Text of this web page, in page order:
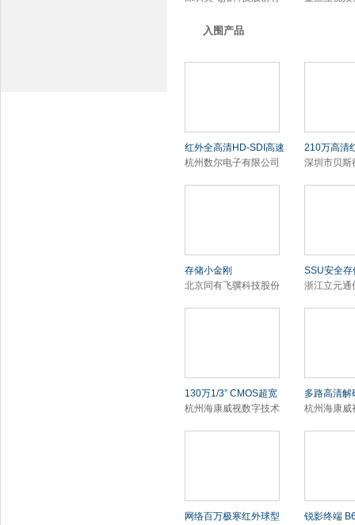
入围产品
红外全高清HD-SDI高速
杭州数尔电子有限公司
210万高清
深圳市贝斯
存储小金刚
北京同有飞骥科技股份
SSU安全存
浙江立元通
130万1/3” CMOS超宽
杭州海康威视数字技术
多路高清解
杭州海康威
网络百万极寒红外球型
锐影终端